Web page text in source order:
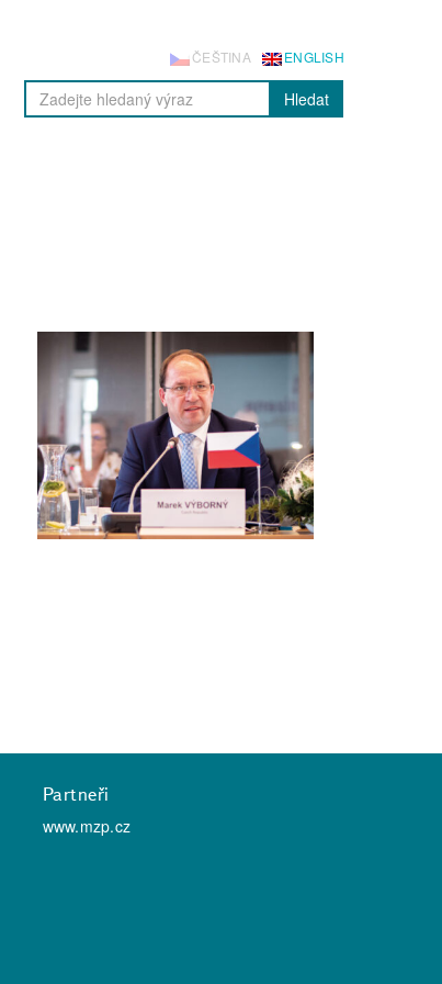
ENGLISH
ČEŠTINA
Hledat
Partneři
www.mzp.cz